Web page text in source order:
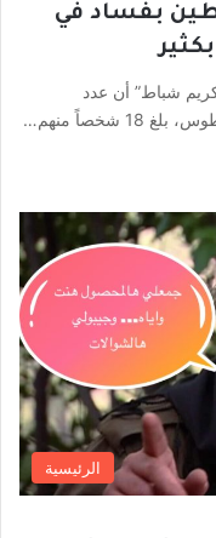
متورطين بفساد في
شباط” أن عدد
منهم…
الرئيسية